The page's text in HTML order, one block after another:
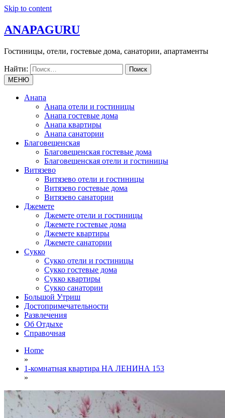
Skip to content
ANAPAGURU
Гостиницы, отели, гостевые дома, санатории, апартаменты
Найти:
МЕНЮ
Анапа
Анапа отели и гостиницы
Анапа гостевые дома
Анапа квартиры
Анапа санатории
Благовещенская
Благовещенская гостевые дома
Благовещенская отели и гостиницы
Витязево
Витязево отели и гостиницы
Витязево гостевые дома
Витязево санатории
Джемете
Джемете отели и гостиницы
Джемете гостевые дома
Джемете квартиры
Джемете санатории
Сукко
Сукко отели и гостиницы
Сукко гостевые дома
Сукко квартиры
Сукко санатории
Большой Утриш
Достопримечательности
Развлечения
Об Отдыхе
Справочная
Home
»
1-комнатная квартира НА ЛЕНИНА 153
»